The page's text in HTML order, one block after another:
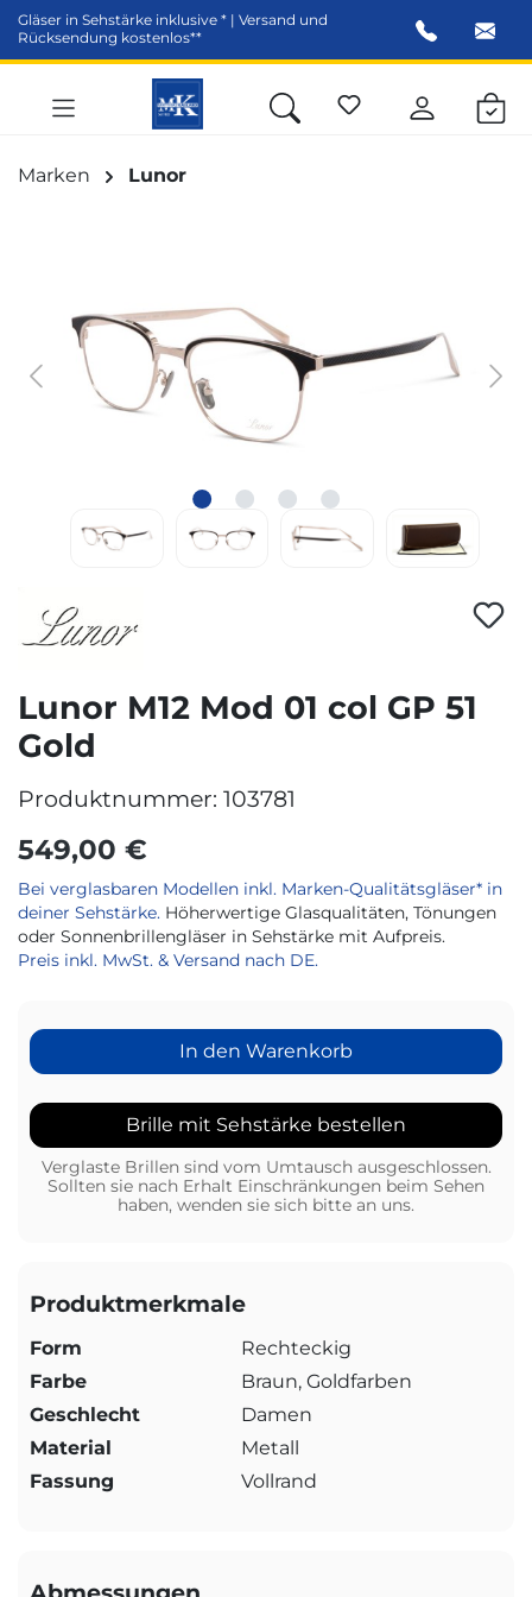
springen
Gläser in Sehstärke inklusive * | Versand und
Rücksendung kostenlos**
Marken Lunor
Lunor M12 Mod 01 col GP 51
Gold
Produktnummer: 103781
549,00 €
Bei verglasbaren Modellen inkl. Marken-Qualitätsgläser* in
deiner Sehstärke. Höherwertige Glasqualitäten, Tönungen
oder Sonnenbrillengläser in Sehstärke mit Aufpreis.
Preis inkl. MwSt. & Versand nach DE.
In den Warenkorb
Brille mit Sehstärke bestellen
Verglaste Brillen sind vom Umtausch ausgeschlossen.
Sollten sie nach Erhalt Einschränkungen beim Sehen
haben, wenden sie sich bitte an uns.
Produktmerkmale
Form
Rechteckig
Farbe
Braun, Goldfarben
Geschlecht
Damen
Material
Metall
Fassung
Vollrand